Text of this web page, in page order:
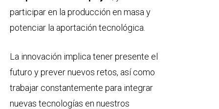
participar en la producción en masa y
potenciar la aportación tecnológica.
La innovación implica tener presente el
futuro y prever nuevos retos, así como
trabajar constantemente para integrar
nuevas tecnologías en nuestros